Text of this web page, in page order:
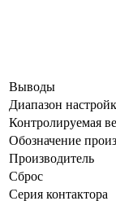
Выводы
Диапазон
Контролируемая
Обозначение
Производитель
Сброс
Серия контактора